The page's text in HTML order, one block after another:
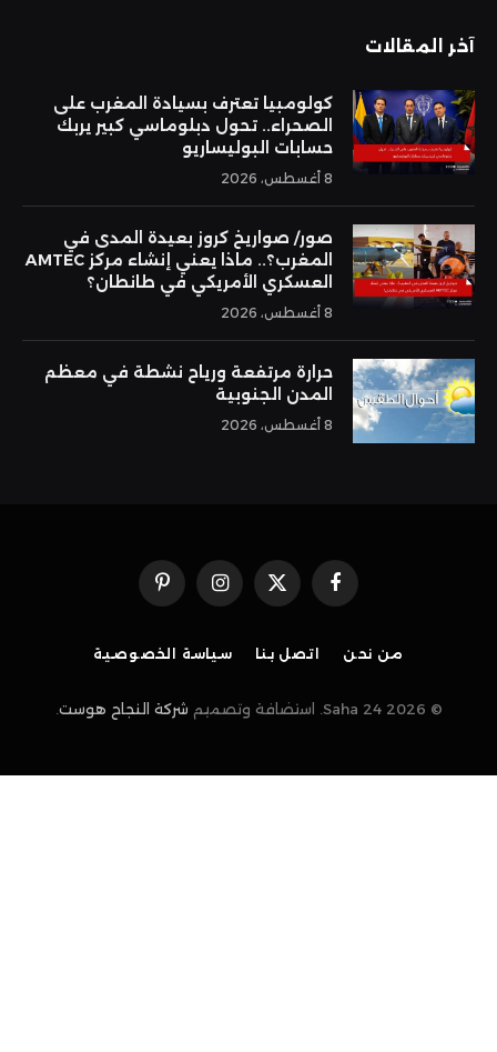
آخر المقالات
كولومبيا تعترف بسيادة المغرب على
الصحراء.. تحول دبلوماسي كبير يربك
حسابات البوليساريو
8 أغسطس، 2026
صور/ صواريخ كروز بعيدة المدى في
المغرب؟.. ماذا يعني إنشاء مركز AMTEC
العسكري الأمريكي في طانطان؟
8 أغسطس، 2026
حرارة مرتفعة ورياح نشطة في معظم
المدن الجنوبية
8 أغسطس، 2026
فيسبوكX
(Twitter)
الانستغرامبينتيريست
من نحن اتصل بنا سياسة الخصوصية
© 2026 Saha 24. استضافة وتصميم شركة النجاح هوست